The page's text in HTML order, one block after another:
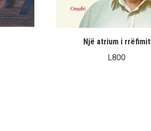
Një atrium i rrëfimit
L800